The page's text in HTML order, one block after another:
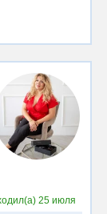
25 июля